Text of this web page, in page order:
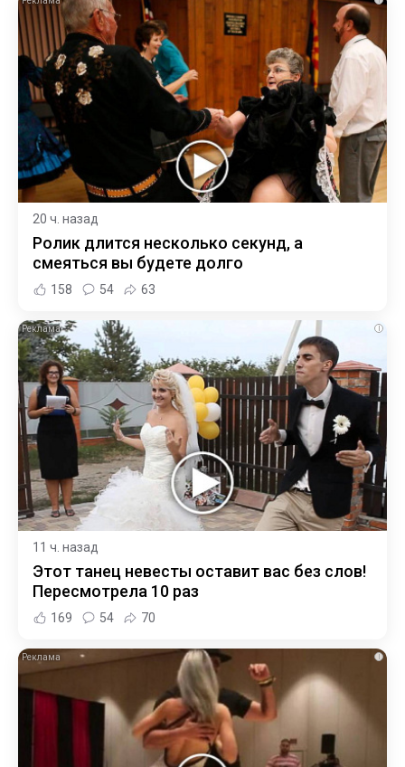
20 ч. назад
Ролик длится несколько секунд, а
смеяться вы будете долго
158 54 63
i
11 ч. назад
Этот танец невесты оставит вас без слов!
Пересмотрела 10 раз
169 54 70
i